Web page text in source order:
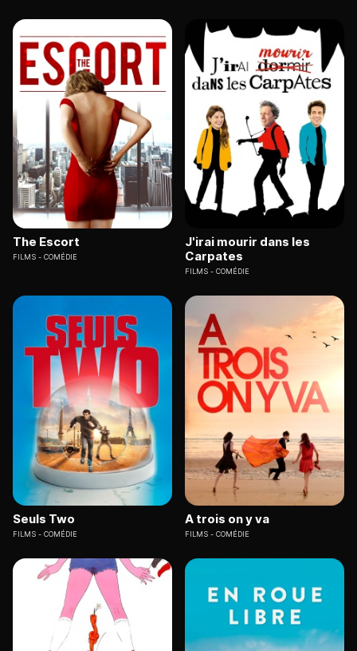
The Escort
FILMS COMÉDIE
J'irai mourir dans les
Carpates
FILMS COMÉDIE
Seuls Two
FILMS COMÉDIE
A trois on y va
FILMS COMÉDIE